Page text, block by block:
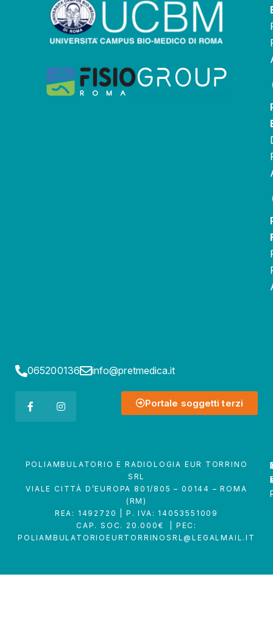
065200136 info@pretmedica.it
Portale soggetti terzi
POLIAMBULATORIO E RADIOLOGIA EUR TORRINO
SRL
VIALE CITTÀ D’EUROPA 801/805 – 00144 – ROMA
(RM)
REA: 1492720 | P. IVA: 14053551009
CAP. SOC. 20.000€ | PEC:
POLIAMBULATORIOEURTORRINOSRL@LEGALMAIL.IT